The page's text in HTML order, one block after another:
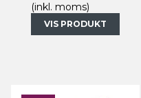
(inkl. moms)
VIS PRODUKT